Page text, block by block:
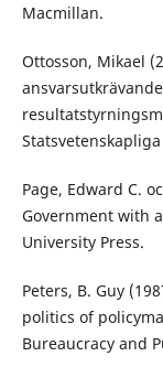
Macmillan.
Ottosson, Mikael
Page, Edward C.
Government with
University Press.
Peters, B. Guy
politics of
Bureaucracy and